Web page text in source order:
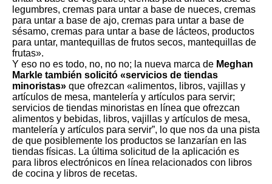
legumbres, cremas para untar a base de nueces, cremas
para untar a base de ajo, cremas para untar a base de
sésamo, cremas para untar a base de lácteos, productos
para untar, mantequillas de frutos secos, mantequillas de
frutas».
Y eso no es todo, no, no no; la nueva marca de Meghan
Markle también solicitó «servicios de tiendas
minoristas» que ofrezcan «alimentos, libros, vajillas y
artículos de mesa, mantelería y artículos para servir;
servicios de tiendas minoristas en línea que ofrezcan
alimentos y bebidas, libros, vajillas y artículos de mesa,
mantelería y artículos para servir”, lo que nos da una pista
de que posiblemente los productos se lanzarían en las
tiendas físicas. La última solicitud de la aplicación es
para libros electrónicos en línea relacionados con libros
de cocina y libros de recetas.